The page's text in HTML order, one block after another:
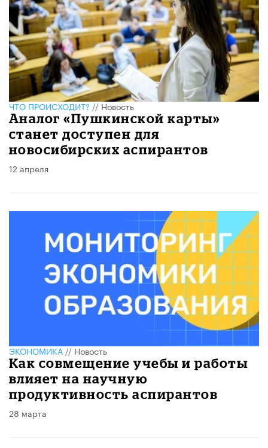
ЧТО ПРОИСХОДИТ?//Новость
Аналог «Пушкинской карты»
станет доступен для
новосибирских аспирантов
12 апреля
ЭКОНОМИКА//Новость
Как совмещение учебы и работы
влияет на научную
продуктивность аспирантов
28 марта